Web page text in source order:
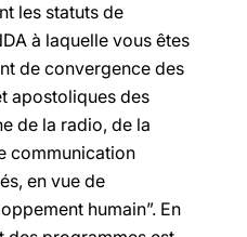
les statuts de
à laquelle vous êtes
de convergence des
apostoliques des
de la radio, de la
communication
en vue de
humain”. En